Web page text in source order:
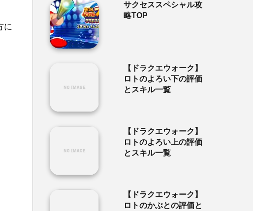
に
サクセススペシャル攻
略TOP
【ドラクエウォーク】
ロトのよろい下の評価
とスキル一覧
【ドラクエウォーク】
ロトのよろい上の評価
とスキル一覧
【ドラクエウォーク】
ロトのかぶとの評価と